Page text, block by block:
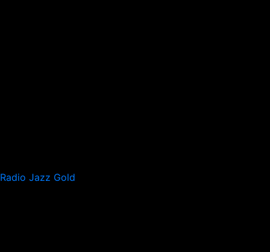
Radio Jazz Gold